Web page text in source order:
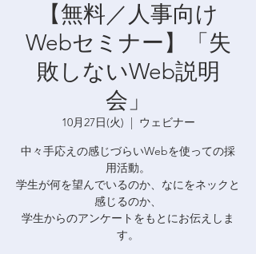
【無料／人事向け
Webセミナー】「失
敗しないWeb説明
会」
10月27日(火)
  |
ウェビナー
中々手応えの感じづらいWebを使っての採
用活動。
学生が何を望んでいるのか、なにをネックと
感じるのか、
学生からのアンケートをもとにお伝えしま
す。